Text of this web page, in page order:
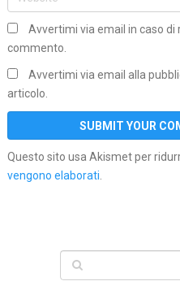
Avvertimi via email in caso di
commento.
Avvertimi via email alla
articolo.
Questo sito usa Akismet per
vengono elaborati.